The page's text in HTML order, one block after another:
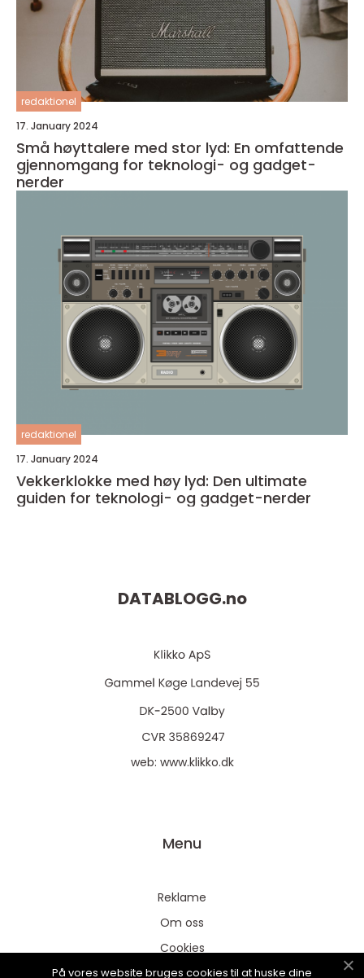
redaktionel
17. January 2024
Små høyttalere med stor lyd: En omfattende
gjennomgang for teknologi- og gadget-
nerder
redaktionel
17. January 2024
Vekkerklokke med høy lyd: Den ultimate
guiden for teknologi- og gadget-nerder
DATABLOGG.no
web: www.klikko.dk
Menu
Reklame
Om oss
Cookies
Kontakt Oss
På vores website bruges cookies til at huske dine